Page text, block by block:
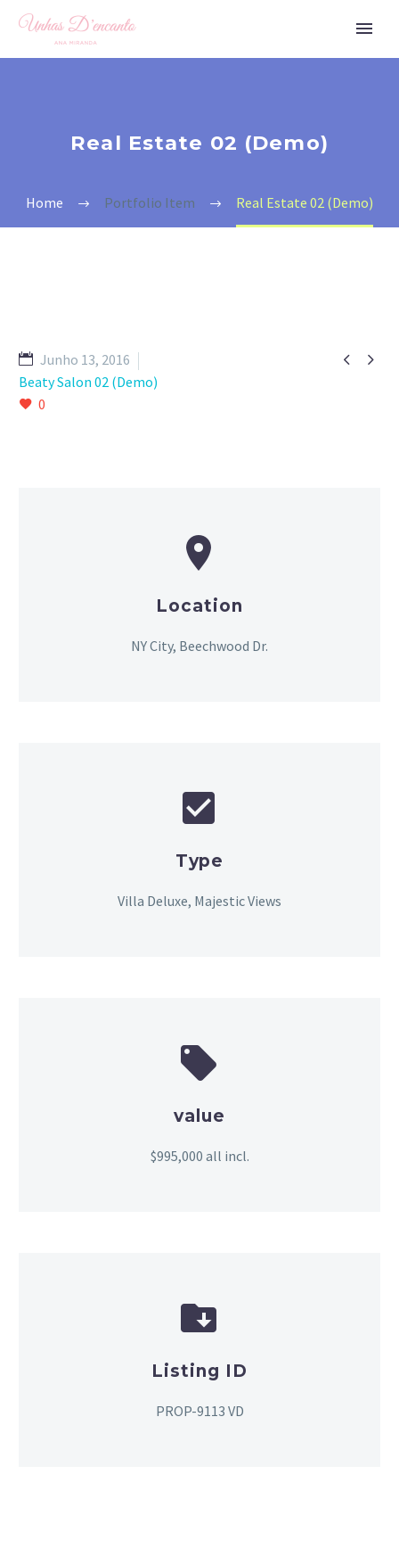
Real Estate 02 (Demo)
Home Portfolio Item Real Estate 02 (Demo)
 
Junho 13, 2016
Beaty Salon 02 (Demo)
0


Location
NY City, Beechwood Dr.


Type
Villa Deluxe, Majestic Views


value
$995,000 all incl.


Listing ID
PROP-9113 VD